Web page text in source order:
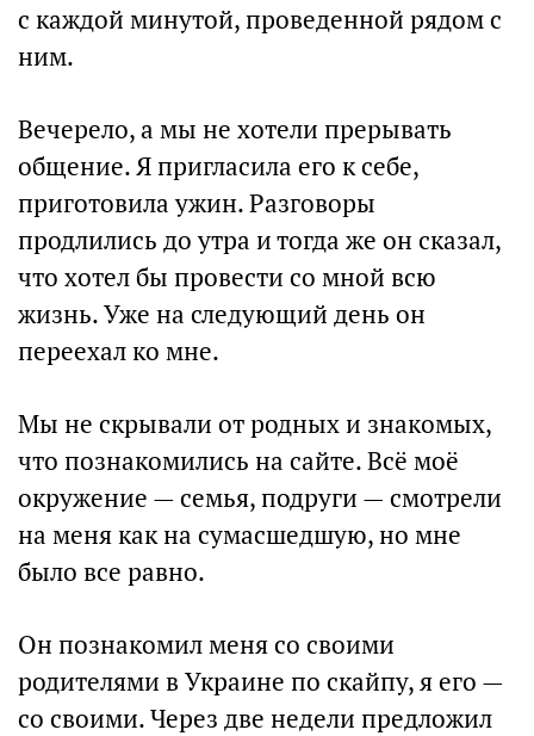
с каждой минутой, проведенной рядом с
ним.
Вечерело, а мы не хотели прерывать
общение. Я пригласила его к себе,
приготовила ужин. Разговоры
продлились до утра и тогда же он сказал,
что хотел бы провести со мной всю
жизнь. Уже на следующий день он
переехал ко мне.
Мы не скрывали от родных и знакомых,
что познакомились на сайте. Всё моё
окружение — семья, подруги — смотрели
на меня как на сумасшедшую, но мне
было все равно.
Он познакомил меня со своими
родителями в Украине по скайпу, я его —
со своими. Через две недели предложил